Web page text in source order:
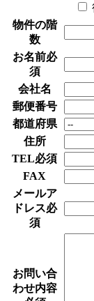
物件の階
数
お名前必
須
会社名
郵便番号
都道府県
住所
TEL必須
FAX
メールア
ドレス必
須
お問い合
わせ内容